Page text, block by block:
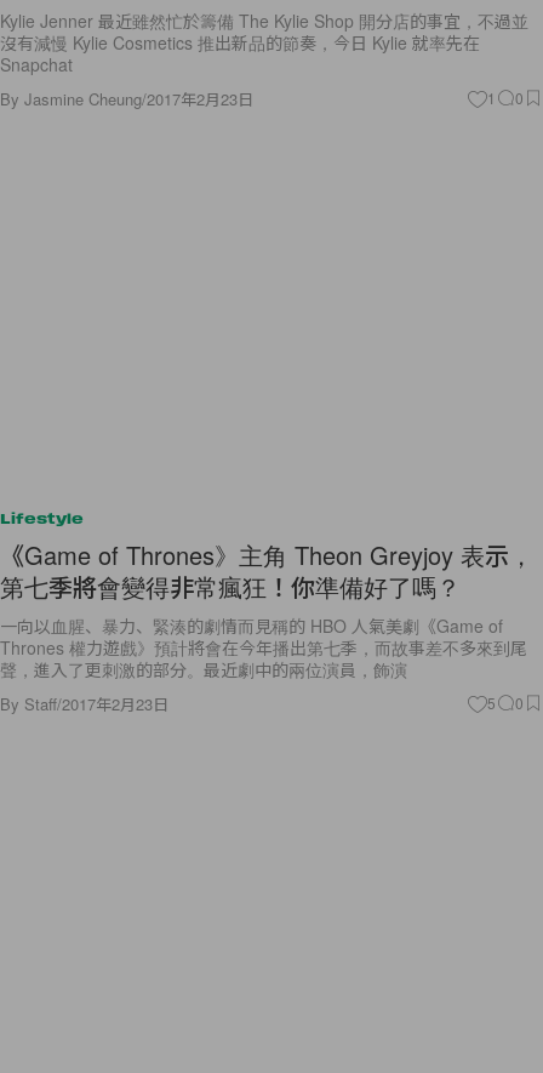
Kylie Jenner 最近雖然忙於籌備 The Kylie Shop 開分店的事宜，不過並
沒有減慢 Kylie Cosmetics 推出新品的節奏，今日 Kylie 就率先在
Snapchat
By Jasmine Cheung/2017年2月23日 1 0
Lifestyle
《Game of Thrones》主角 Theon Greyjoy 表示，
第七季將會變得非常瘋狂！你準備好了嗎？
一向以血腥、暴力、緊湊的劇情而見稱的 HBO 人氣美劇《Game of
Thrones 權力遊戲》預計將會在今年播出第七季，而故事差不多來到尾
聲，進入了更刺激的部分。最近劇中的兩位演員，飾演
By Staff/2017年2月23日 5 0